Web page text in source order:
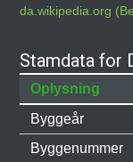
da.wikipedia.org
Stamdata for
Oplysning
Byggeår
Byggenummer